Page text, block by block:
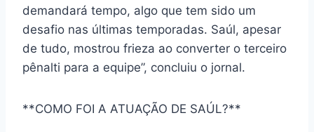
demandará tempo, algo que tem sido um
desafio nas últimas temporadas. Saúl, apesar
de tudo, mostrou frieza ao converter o terceiro
pênalti para a equipe”, concluiu o jornal.
**COMO FOI A ATUAÇÃO DE SAÚL?**